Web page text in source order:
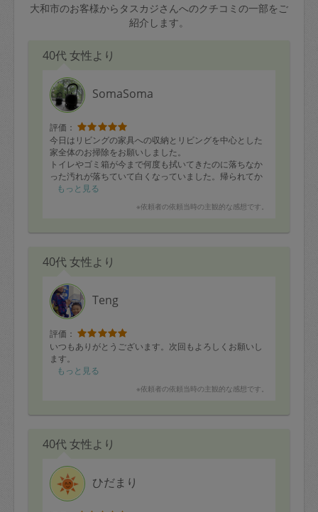
大和市のお客様からタスカジさんへのクチコミの一部をご
紹介します。
40代 女性より
SomaSoma
評価：
今日はリビングの家具への収納とリビングを中心とした
家全体のお掃除をお願いしました。
トイレやゴミ箱が今まで何度も拭いてきたのに落ちなか
った汚れが落ちていて白くなっていました。帰られてか
らも、「ここも拭いてくださったの！？」と感動しまし
お掃除のコツも少し教えて戴いたので、自分で実践して
良かった…と心から思いました。
対応くださって有り難かったです。
今日も有り難うございました！
また是非宜しくお願いします！
もっと見る
※依頼者の依頼当時の主観的な感想です。
40代 女性より
Teng
評価：
いつもありがとうございます。次回もよろしくお願いし
ます。
もっと見る
※依頼者の依頼当時の主観的な感想です。
40代 女性より
ひだまり